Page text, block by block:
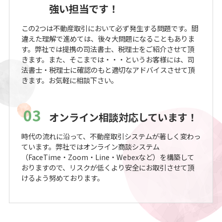
強い担当です！
この2つは不動産取引において必ず発生する問題です。間
違えた理解で進めては、後々大問題になることもありま
す。弊社では提携の司法書士、税理士をご紹介させて頂
きます。また、そこまでは・・・というお客様には、司
法書士・税理士に確認のもと適切なアドバイスさせて頂
きます。お気軽に相談下さい。
03 オンライン相談対応しています！
時代の流れに沿って、不動産取引システムが著しく変わっ
ています。弊社ではオンライン商談システム
（FaceTime・Zoom・Line・Webexなど）を構築して
おりますので、リスクが低くより安全にお取引させて頂
けるよう努めております。